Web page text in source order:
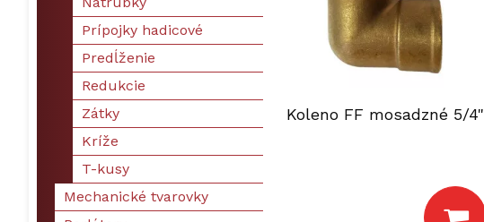
Koleno FF mosadzné 5/4"
Prípojky hadicové
Predĺženie
Redukcie
Zátky
Kríže
T-kusy
Mechanické tvarovky